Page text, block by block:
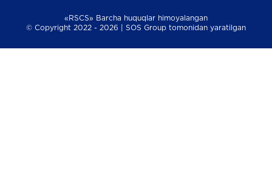
«RSCS» Barcha huquqlar himoyalangan
© Copyright 2022 - 2026 | SOS Group tomonidan yaratilgan